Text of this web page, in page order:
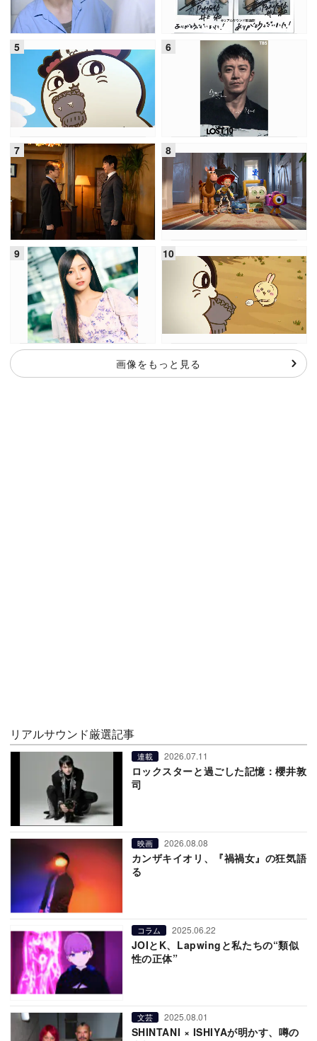
画像をもっと見る
リアルサウンド厳選記事
連載 2026.07.11
ロックスターと過ごした記憶：櫻井敦
司
映画 2026.08.08
カンザキイオリ、『禍禍女』の狂気語
る
コラム 2025.06.22
JOIとK、Lapwingと私たちの“類似
性の正体”
文芸 2025.08.01
SHINTANI × ISHIYAが明かす、噂の